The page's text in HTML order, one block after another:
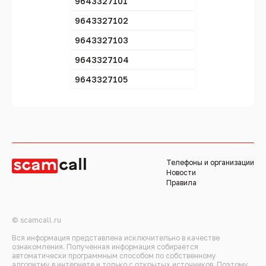
9643327102
9643327103
9643327104
9643327105
Телефоны и организации
Новости
Правила
© scamcall.ru
Вся информация представлена исключительно в качестве
ознакомления. Полученная информация собирается
автоматически программным способом по собственному